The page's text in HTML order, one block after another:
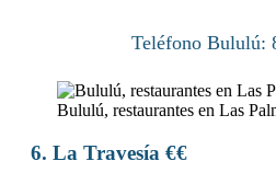
Teléfono Bululú:
Bululú, restaurantes en Las
6. La Travesía €€